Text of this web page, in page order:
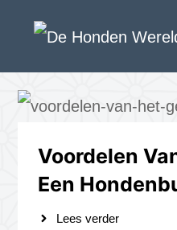
inhoud
Voordelen
Een
Lees verder